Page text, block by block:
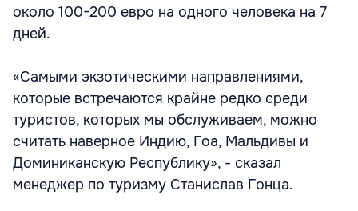
около 100-200 евро на одного человека на 7
дней.
«Самыми экзотическими направлениями,
которые встречаются крайне редко среди
туристов, которых мы обслуживаем, можно
считать наверное Индию, Гоа, Мальдивы и
Доминиканскую Республику», - сказал
менеджер по туризму Станислав Гонца.